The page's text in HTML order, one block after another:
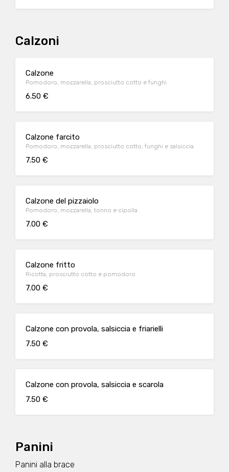
Calzoni
Calzone
Pomodoro, mozzarella, prosciutto cotto e funghi
6.50 €
Calzone farcito
Pomodoro, mozzarella, prosciutto cotto, funghi e salsiccia
7.50 €
Calzone del pizzaiolo
Pomodoro, mozzarella, tonno e cipolla
7.00 €
Calzone fritto
Ricotta, prosciutto cotto e pomodoro
7.00 €
Calzone con provola, salsiccia e friarielli
7.50 €
Calzone con provola, salsiccia e scarola
7.50 €
Panini
Panini alla brace